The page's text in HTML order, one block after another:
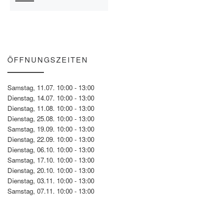
ÖFFNUNGSZEITEN
Samstag, 11.07. 10:00 - 13:00
Dienstag, 14.07. 10:00 - 13:00
Dienstag, 11.08. 10:00 - 13:00
Dienstag, 25.08. 10:00 - 13:00
Samstag, 19.09. 10:00 - 13:00
Dienstag, 22.09. 10:00 - 13:00
Dienstag, 06.10. 10:00 - 13:00
Samstag, 17.10. 10:00 - 13:00
Dienstag, 20.10. 10:00 - 13:00
Dienstag, 03.11. 10:00 - 13:00
Samstag, 07.11. 10:00 - 13:00